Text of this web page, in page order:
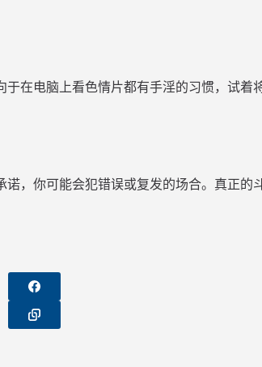
在电脑上看色情片都有手淫的习惯，试着
，你可能会犯错误或复发的场合。真正的